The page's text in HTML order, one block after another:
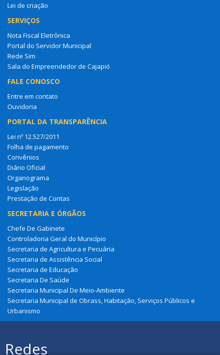
Lei de criação
SERVIÇOS
Nota Fiscal Eletrônica
Portal do Servidor Municipal
Rede Sim
Sala do Empreendedor de Cajapió
FALE CONOSCO
Entre em contato
Ouvidoria
PORTAL DA TRANSPARÊNCIA
Lei nº 12.527/2011
Folha de pagamento
Convênios
Diário Oficial
Organograma
Legislação
Prestação de Contas
SECRETARIA E ÓRGÃOS
Chefe De Gabinete
Controladoria Geral do Município
Secretaria de Agricultura e Pecuária
Secretaria de Assistência Social
Secretaria de Educação
Secretaria De Saúde
Secretaria Municipal De Meio-Ambiente
Secretaria Municipal de Obrass, Habitação, Serviços Públicos e
Urbanismo
Redes